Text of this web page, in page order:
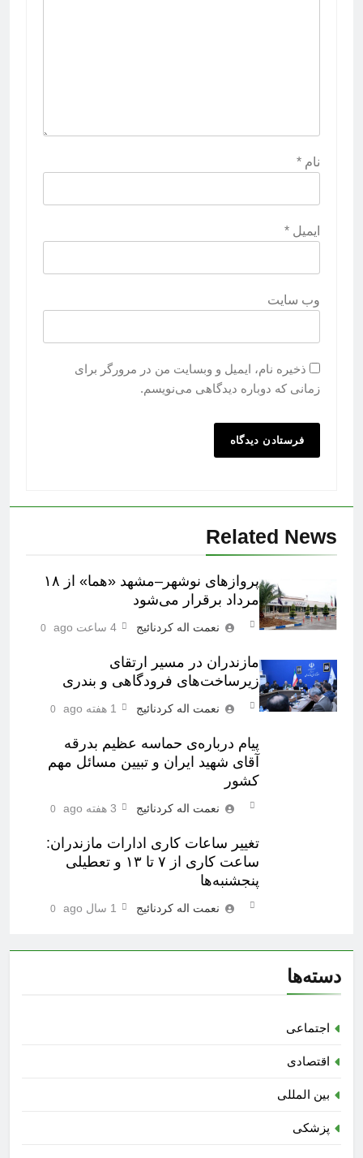
نام *
ایمیل *
وب‌ سایت
ذخیره نام، ایمیل و وبسایت من در مرورگر برای
زمانی که دوباره دیدگاهی می‌نویسم.
Related News
پروازهای نوشهر–مشهد «هما» از ۱۸
مرداد برقرار می‌شود
نعمت اله کردنائیج 4 ساعت ago 0
مازندران در مسیر ارتقای
زیرساخت‌های فرودگاهی و بندری
نعمت اله کردنائیج 1 هفته ago 0
پیام درباره‌ی حماسه عظیم بدرقه
آقای شهید ایران و تبیین مسائل مهم
کشور
نعمت اله کردنائیج 3 هفته ago 0
تغییر ساعات کاری ادارات مازندران:
ساعت کاری از ۷ تا ۱۳ و تعطیلی
پنجشنبه‌ها
نعمت اله کردنائیج 1 سال ago 0
دسته‌ها
اجتماعی
اقتصادی
بین المللی
پزشکی